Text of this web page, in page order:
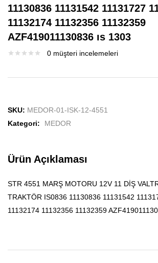
11130836 11131542 11131727
11132174 11132356 11132359
AZF419011130836 ıs 1303
0 müşteri incelemeleri
SKU: MEDOR-01-ISK-12-4551
Kategori:
MEDOR
Ürün Açıklaması
STR 4551 MARŞ MOTORU 12V 11 DİŞ
TRAKTÖR IS0836 11130836 11131542
11132174 11132356 11132359